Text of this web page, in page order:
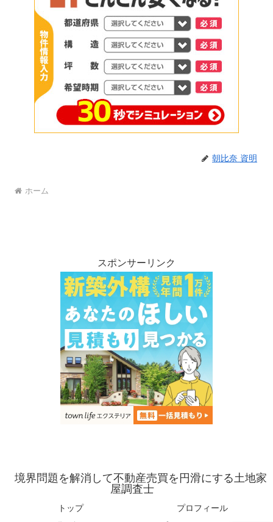
朝比奈 資明
ホーム
スポンサーリンク
境界問題を解消して不動産売買を円滑にする土地家
屋調査士
トップ
プロフィール